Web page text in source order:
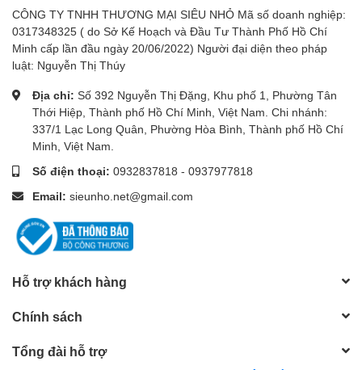
CÔNG TY TNHH THƯƠNG MẠI SIÊU NHỎ Mã số doanh nghiệp:
0317348325 ( do Sở Kế Hoạch và Đầu Tư Thành Phố Hồ Chí
Minh cấp lần đầu ngày 20/06/2022) Người đại diện theo pháp
luật: Nguyễn Thị Thúy
Địa chỉ: Số 392 Nguyễn Thị Đặng, Khu phố 1, Phường Tân
Thới Hiệp, Thành phố Hồ Chí Minh, Việt Nam. Chi nhánh:
337/1 Lạc Long Quân, Phường Hòa Bình, Thành phố Hồ Chí
Minh, Việt Nam.
Số điện thoại: 0932837818 - 0937977818
Email: sieunho.net@gmail.com
Hỗ trợ khách hàng
Chính sách
Tổng đài hỗ trợ